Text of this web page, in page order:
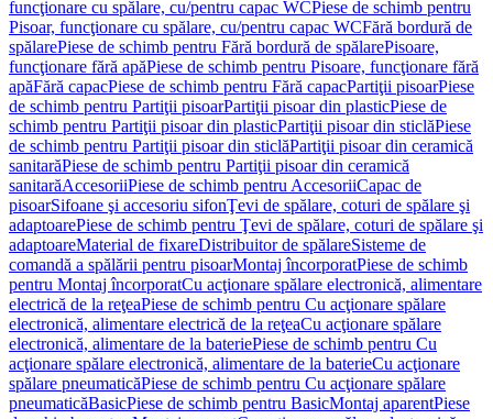
funcţionare cu spălare, cu/pentru capac WCPiese de schimb pentru
Pisoar, funcţionare cu spălare, cu/pentru capac WCFără bordură de
spălarePiese de schimb pentru Fără bordură de spălarePisoare,
funcţionare fără apăPiese de schimb pentru Pisoare, funcţionare fără
apăFără capacPiese de schimb pentru Fără capacPartiţii pisoarPiese
de schimb pentru Partiţii pisoarPartiţii pisoar din plasticPiese de
schimb pentru Partiţii pisoar din plasticPartiţii pisoar din sticlăPiese
de schimb pentru Partiţii pisoar din sticlăPartiţii pisoar din ceramică
sanitarăPiese de schimb pentru Partiţii pisoar din ceramică
sanitarăAccesoriiPiese de schimb pentru AccesoriiCapac de
pisoarSifoane şi accesoriu sifonŢevi de spălare, coturi de spălare şi
adaptoarePiese de schimb pentru Ţevi de spălare, coturi de spălare şi
adaptoareMaterial de fixareDistribuitor de spălareSisteme de
comandă a spălării pentru pisoarMontaj încorporatPiese de schimb
pentru Montaj încorporatCu acţionare spălare electronică, alimentare
electrică de la reţeaPiese de schimb pentru Cu acţionare spălare
electronică, alimentare electrică de la reţeaCu acţionare spălare
electronică, alimentare de la bateriePiese de schimb pentru Cu
acţionare spălare electronică, alimentare de la baterieCu acţionare
spălare pneumaticăPiese de schimb pentru Cu acţionare spălare
pneumaticăBasicPiese de schimb pentru BasicMontaj aparentPiese